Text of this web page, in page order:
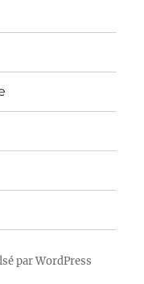
par WordPress